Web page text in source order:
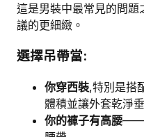
這是男裝中最常見的問
議的更細緻。
選擇吊帶當:
你穿西裝,特別是搭
體積並讓外套乾淨
你的褲子有高腰——